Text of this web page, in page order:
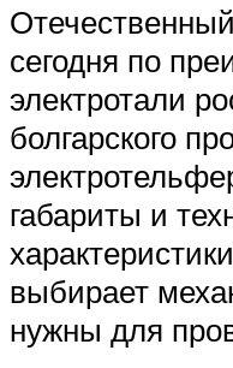
сегодня по
электротали
болгарского
габариты и
выбирает
нужны для